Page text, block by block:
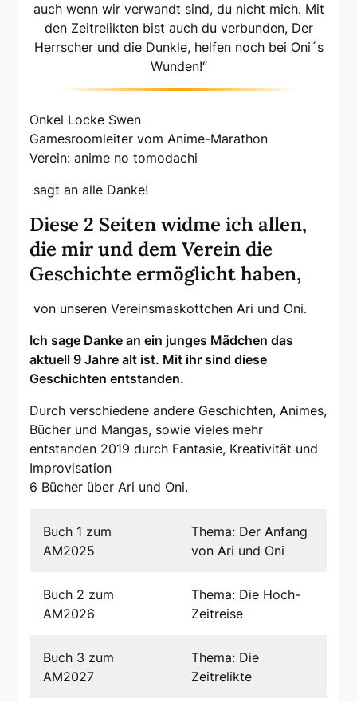
auch wenn wir verwandt sind, du nicht mich. Mit
den Zeitrelikten bist auch du verbunden, Der
Herrscher und die Dunkle, helfen noch bei Oni´s
Wunden!“
Onkel Locke Swen
Gamesroomleiter vom Anime-Marathon
Verein: anime no tomodachi
sagt an alle Danke!
Diese 2 Seiten widme ich allen,
die mir und dem Verein die
Geschichte ermöglicht haben,
von unseren Vereinsmaskottchen Ari und Oni.
Ich sage Danke an ein junges Mädchen das
aktuell 9 Jahre alt ist. Mit ihr sind diese
Geschichten entstanden.
Durch verschiedene andere Geschichten, Animes,
Bücher und Mangas, sowie vieles mehr
entstanden 2019 durch Fantasie, Kreativität und
Improvisation
6 Bücher über Ari und Oni.
Buch 1 zum
AM2025
Thema: Der Anfang
von Ari und Oni
Buch 2 zum
AM2026
Thema: Die Hoch-
Zeitreise
Buch 3 zum
AM2027
Thema: Die
Zeitrelikte